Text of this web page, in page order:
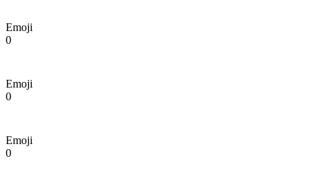
Emoji
0
Emoji
0
Emoji
0